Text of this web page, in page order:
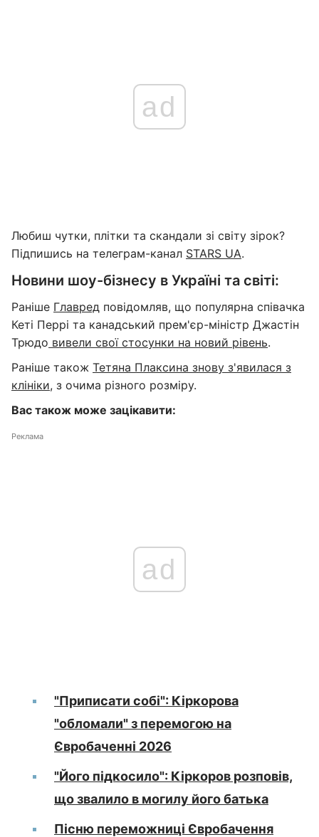
ad
Любиш чутки, плітки та скандали зі світу зірок?
Підпишись на телеграм-канал STARS UA.
Новини шоу-бізнесу в Україні та світі:
Раніше Главред повідомляв, що популярна співачка
Кеті Перрі та канадський прем'єр-міністр Джастін
Трюдо вивели свої стосунки на новий рівень.
Раніше також Тетяна Плаксина знову з'явилася з
клініки, з очима різного розміру.
Вас також може зацікавити:
Реклама
ad
"Приписати собі": Кіркорова
"обломали" з перемогою на
Євробаченні 2026
"Його підкосило": Кіркоров розповів,
що звалило в могилу його батька
Пісню переможниці Євробачення